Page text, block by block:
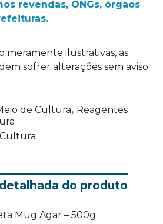
revendas, ONGs, órgãos
meramente ilustrativas, as
sofrer alterações sem aviso
de Cultura, Reagentes
do produto
Mug Agar – 500g